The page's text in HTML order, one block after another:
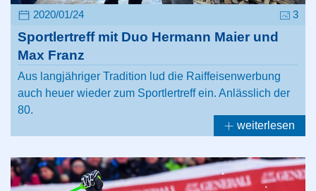
2020/01/24 3
Sportlertreff mit Duo Hermann Maier und
Max Franz
Aus langjähriger Tradition lud die Raiffeisenwerbung
auch heuer wieder zum Sportlertreff ein. Anlässlich der
80.
weiterlesen